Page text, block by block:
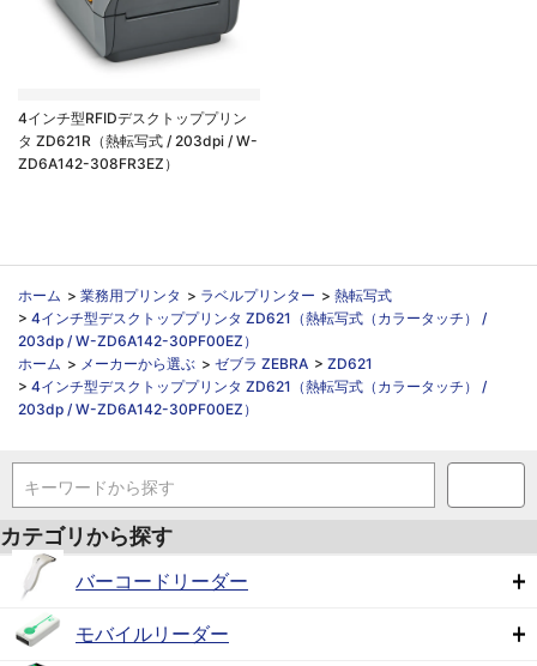
4インチ型RFIDデスクトッププリン
タ ZD621R（熱転写式 / 203dpi / W-
ZD6A142-308FR3EZ）
ホーム > 業務用プリンタ > ラベルプリンター > 熱転写式
> 4インチ型デスクトッププリンタ ZD621（熱転写式（カラータッチ） /
203dp / W-ZD6A142-30PF00EZ）
ホーム > メーカーから選ぶ > ゼブラ ZEBRA > ZD621
> 4インチ型デスクトッププリンタ ZD621（熱転写式（カラータッチ） /
203dp / W-ZD6A142-30PF00EZ）
キーワードから探す
カテゴリから探す
バーコードリーダー
モバイルリーダー